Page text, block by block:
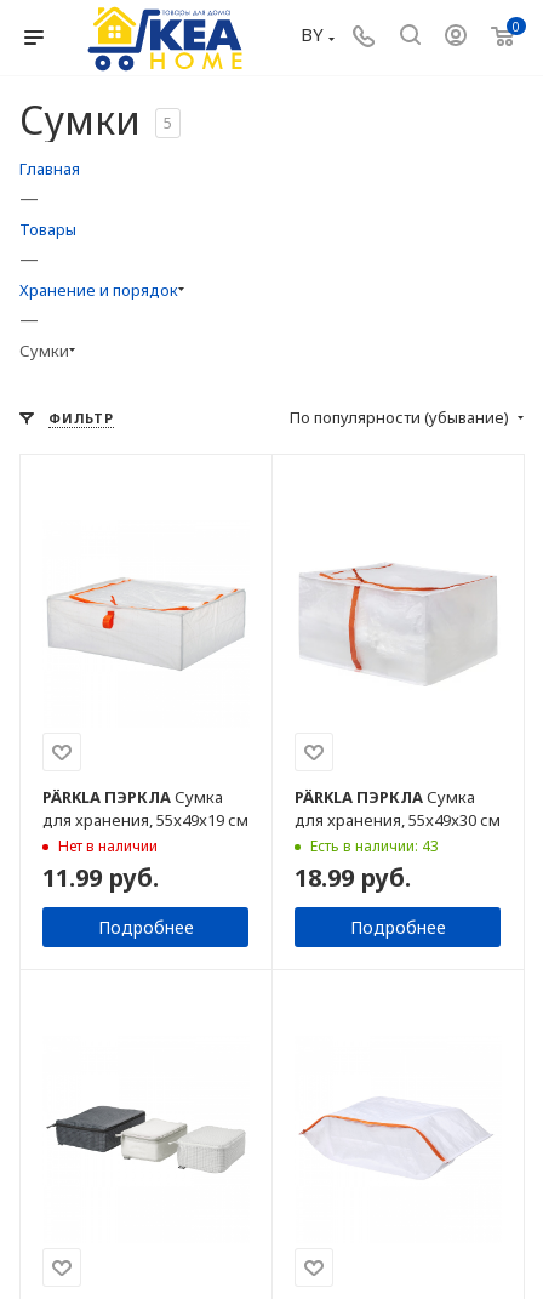
0
BY
Сумки 5
Главная
—
Товары
—
Хранение и порядок
—
Сумки
ФИЛЬТР По популярности (убывание)
PÄRKLA ПЭРКЛАСумка
для хранения, 55x49x19 см
Нет в наличии
11.99 руб.
Подробнее
PÄRKLA ПЭРКЛАСумка
для хранения, 55x49x30 см
Есть в наличии: 43
18.99 руб.
Подробнее